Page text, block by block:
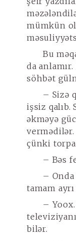
mümkün
Bu
da
söhbət
– Sizə
işsiz qalıb.
əkməyə
çünki
– Bəs
–
tamam
–
bilər.